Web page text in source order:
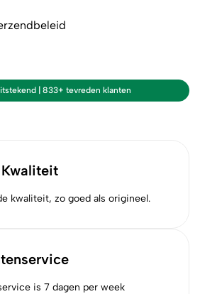
| 833+ tevreden klanten
kwaliteit, zo goed als origineel.
is 7 dagen per week